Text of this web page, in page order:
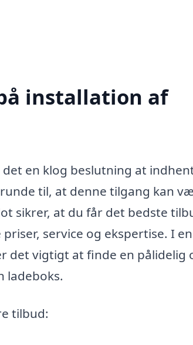
installation af
en klog beslutning at
til, at denne tilgang kan
sikrer, at du får det bedste
service og ekspertise. I en
det vigtigt at finde en pålidelig
ladeboks.
tilbud: